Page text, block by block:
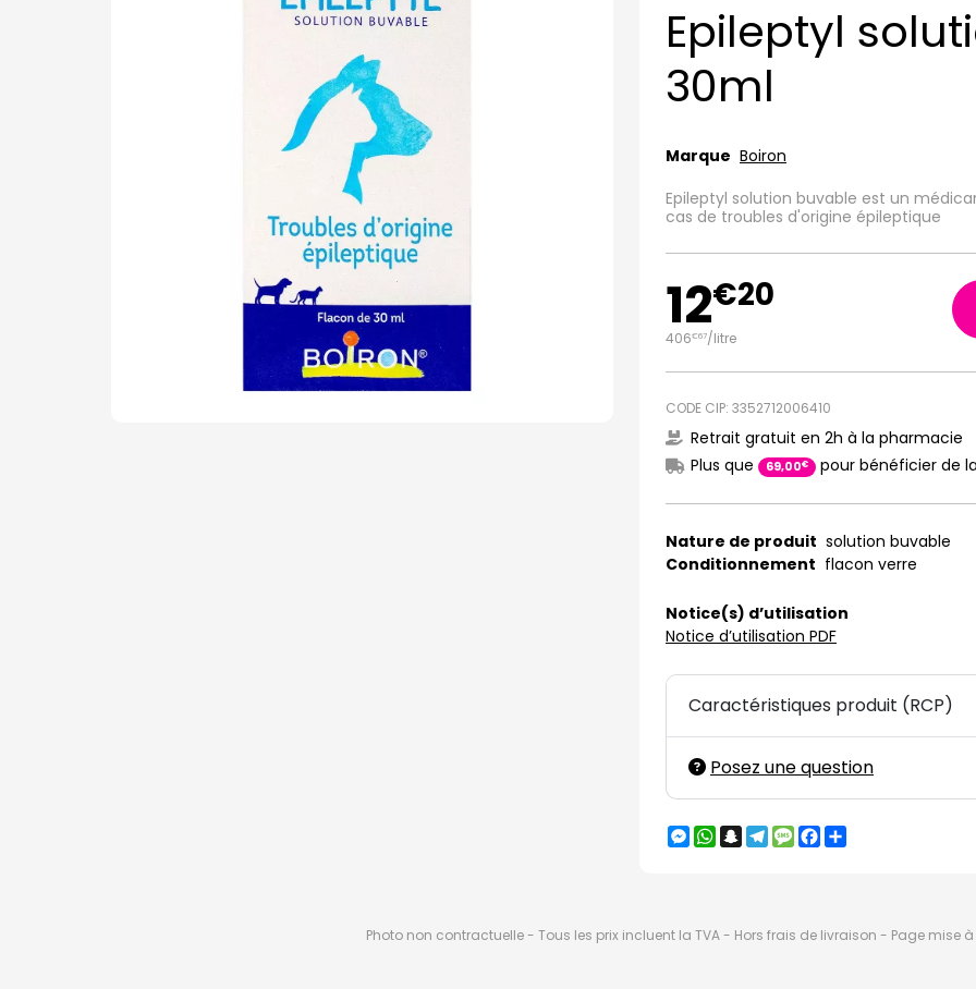
Epileptyl
30ml
Marque Boiron
Epileptyl solution buvable est un
cas de troubles d'origine épileptique
12€20
406€67/litre
CODE CIP: 3352712006410
Retrait gratuit en 2h à la pharmacie
Plus que
69,00€ pour bénéficier de
Nature de produit solution buvable
Conditionnement flacon verre
Notice(s) d’utilisation
Notice d’utilisation PDF
Caractéristiques produit (RCP)
Posez une question
Messenger
WhatsApp
Snapchat
Telegram
MessageFacebook
Photo non contractuelle - Tous les prix incluent la TVA - Hors frais de livraison - Page mise